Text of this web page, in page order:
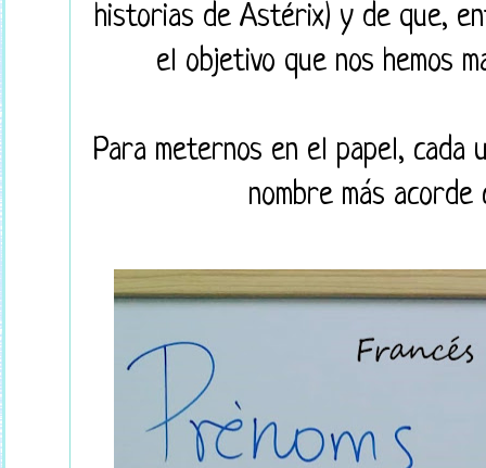
historias de Astérix) y de que,
el objetivo que nos hemos
Para meternos en el papel, cada
nombre más